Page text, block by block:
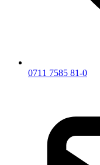
0711 7585 81-0